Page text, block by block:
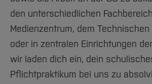
Arbeiten im FB G
International
Team
Service
Studiengänge
Studieninteressierte
Aktuelles
Studium
Fachgruppen
Forschung und Entwicklung
International
Amtliche Bekanntmachungen
BO Shop
Gleichstellung
Diskriminierungsfreie
Vertretungen
Wahlen
Hochschulbibliothek
Hochschulkommunikation
International Office
Medienzentrum
qed-Stiftung
den unterschiedlichen
Medienzentrum, dem
oder in zentralen Einrichtungen
wir laden dich ein, dein
Pflichtpraktikum bei uns zu